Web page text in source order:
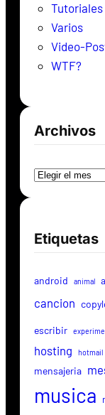
Tutoriales
Varios
Video-
WTF?
Archivos
Etiquetas
android animal
cancion
escribir
hosting hotmail
mensajeria
musica